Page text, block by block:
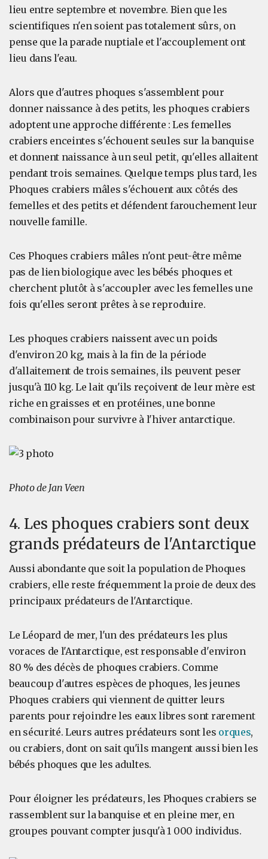
lieu entre septembre et novembre. Bien que les
scientifiques n'en soient pas totalement sûrs, on
pense que la parade nuptiale et l'accouplement ont
lieu dans l'eau.
Alors que d'autres phoques s'assemblent pour
donner naissance à des petits, les phoques crabiers
adoptent une approche différente : Les femelles
crabiers enceintes s'échouent seules sur la banquise
et donnent naissance à un seul petit, qu'elles allaitent
pendant trois semaines. Quelque temps plus tard, les
Phoques crabiers mâles s'échouent aux côtés des
femelles et des petits et défendent farouchement leur
nouvelle famille.
Ces Phoques crabiers mâles n'ont peut-être même
pas de lien biologique avec les bébés phoques et
cherchent plutôt à s'accoupler avec les femelles une
fois qu'elles seront prêtes à se reproduire.
Les phoques crabiers naissent avec un poids
d'environ 20 kg, mais à la fin de la période
d'allaitement de trois semaines, ils peuvent peser
jusqu'à 110 kg. Le lait qu'ils reçoivent de leur mère est
riche en graisses et en protéines, une bonne
combinaison pour survivre à l'hiver antarctique.
Photo de Jan Veen
4. Les phoques crabiers sont deux
grands prédateurs de l'Antarctique
Aussi abondante que soit la population de Phoques
crabiers, elle reste fréquemment la proie de deux des
principaux prédateurs de l'Antarctique.
Le Léopard de mer, l'un des prédateurs les plus
voraces de l'Antarctique, est responsable d'environ
80 % des décès de phoques crabiers. Comme
beaucoup d'autres espèces de phoques, les jeunes
Phoques crabiers qui viennent de quitter leurs
parents pour rejoindre les eaux libres sont rarement
en sécurité. Leurs autres prédateurs sont les orques,
ou crabiers, dont on sait qu'ils mangent aussi bien les
bébés phoques que les adultes.
Pour éloigner les prédateurs, les Phoques crabiers se
rassemblent sur la banquise et en pleine mer, en
groupes pouvant compter jusqu'à 1 000 individus.